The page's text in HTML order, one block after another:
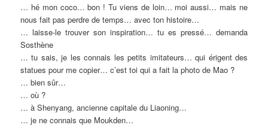
… hé mon coco… bon ! Tu viens de loin… moi aussi… mais ne
nous fait pas perdre de temps… avec ton histoire…
… laisse-le trouver son inspiration… tu es pressé… demanda
Sosthène
… tu sais, je les connais les petits imitateurs… qui érigent des
statues pour me copier… c’est toi qui a fait la photo de Mao ?
… bien sûr…
… où ?
… à Shenyang, ancienne capitale du Liaoning…
… je ne connais que Moukden…